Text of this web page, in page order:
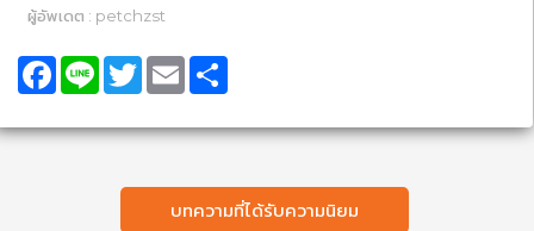
ผู้อัพเดต : petchzst
Facebook
Line TwitterEmail
บทความที่ได้รับความนิยม